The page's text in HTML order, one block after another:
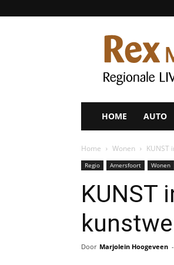
Rex
Magazines
HOME AUTO
Home Wonen KUNST
Regio Amersfoort Wonen
KUNST
Door Marjolein Hoogeveen -